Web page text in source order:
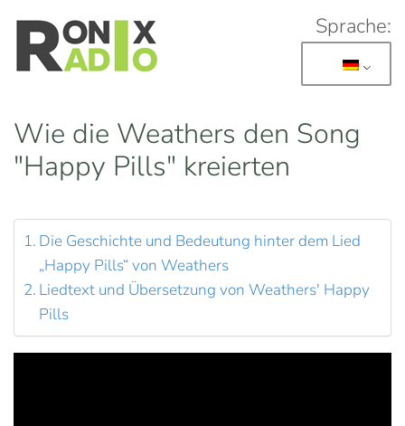
Skip to main content
Sprache:
Wie die Weathers den Song
"Happy Pills" kreierten
Die Geschichte und Bedeutung hinter dem Lied
„Happy Pills“ von Weathers
Liedtext und Übersetzung von Weathers' Happy
Pills